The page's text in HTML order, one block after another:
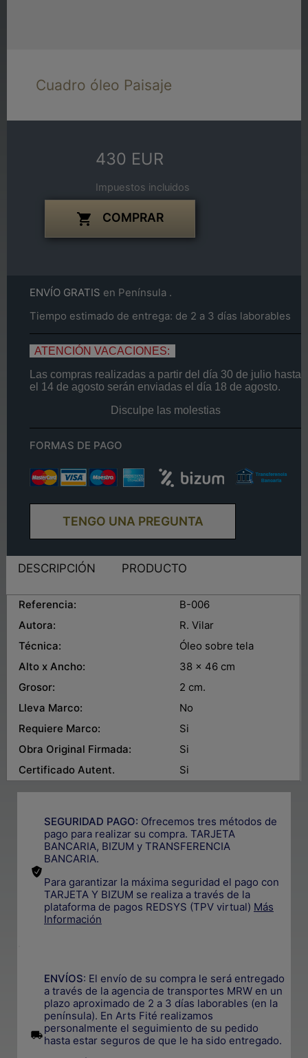
Cuadro óleo Paisaje
430 EUR
Impuestos incluidos
 COMPRAR
ENVÍO GRATIS en Península .
Tiempo estimado de entrega: de 2 a 3 días laborables
ATENCIÓN VACACIONES:
Las compras realizadas a partir del día 30 de julio hasta
el 14 de agosto serán enviadas el día 18 de agosto.
Disculpe las molestias
FORMAS DE PAGO
TENGO UNA PREGUNTA
DESCRIPCIÓN PRODUCTO
Referencia:
B-006
Autora:
R. Vilar
Técnica:
Óleo sobre tela
Alto x Ancho:
38 x 46 cm
Grosor:
2 cm.
Lleva Marco:
No
Requiere Marco:
Si
Obra Original Firmada:
Si
Certificado Autent.
Si
SEGURIDAD PAGO: Ofrecemos tres métodos de
pago para realizar su compra. TARJETA
BANCARIA, BIZUM y TRANSFERENCIA
BANCARIA.
Para garantizar la máxima seguridad el pago con
TARJETA Y BIZUM se realiza a través de la
plataforma de pagos REDSYS (TPV virtual) Más
Información
ENVÍOS: El envío de su compra le será entregado
a través de la agencia de transportes MRW en un
plazo aproximado de 2 a 3 días laborables (en la
península). En Arts Fité realizamos
personalmente el seguimiento de su pedido
hasta estar seguros de que le ha sido entregado.